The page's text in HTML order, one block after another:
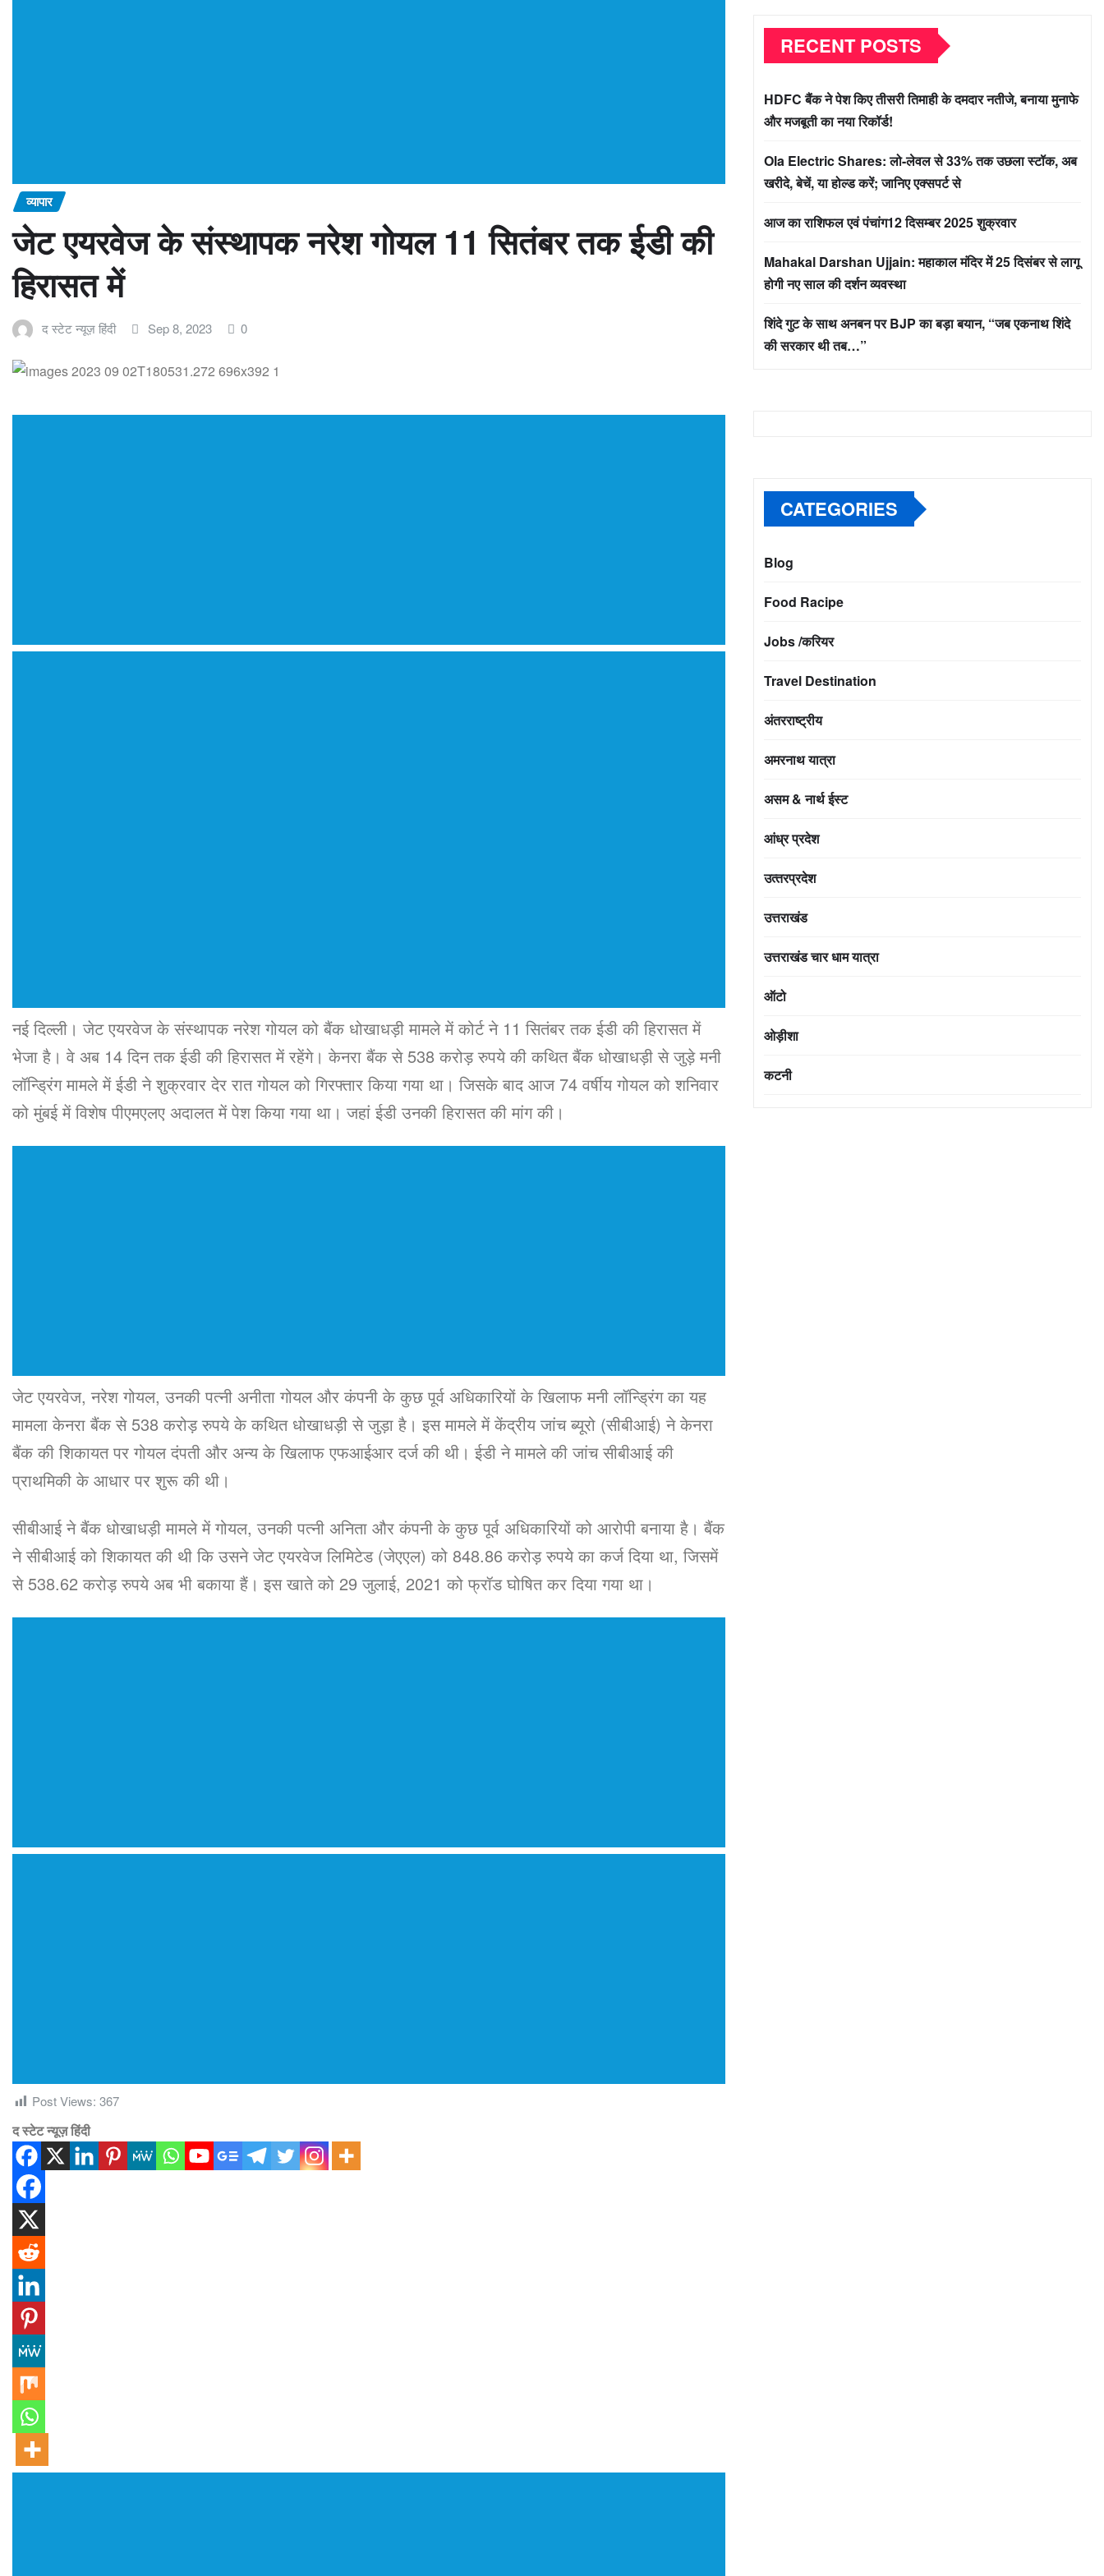
व्यापार
जेट एयरवेज के संस्थापक नरेश गोयल 11 सितंबर तक ईडी की
हिरासत में
द स्टेट न्यूज़ हिंदी Sep 8, 2023 0
नई दिल्ली। जेट एयरवेज के संस्थापक नरेश गोयल को बैंक धोखाधड़ी मामले में कोर्ट ने 11 सितंबर तक ईडी की हिरासत में
भेजा है। वे अब 14 दिन तक ईडी की हिरासत में रहेंगे। केनरा बैंक से 538 करोड़ रुपये की कथित बैंक धोखाधड़ी से जुड़े मनी
लॉन्ड्रिंग मामले में ईडी ने शुक्रवार देर रात गोयल को गिरफ्तार किया गया था। जिसके बाद आज 74 वर्षीय गोयल को शनिवार
को मुंबई में विशेष पीएमएलए अदालत में पेश किया गया था। जहां ईडी उनकी हिरासत की मांग की।
जेट एयरवेज, नरेश गोयल, उनकी पत्नी अनीता गोयल और कंपनी के कुछ पूर्व अधिकारियों के खिलाफ मनी लॉन्ड्रिंग का यह
मामला केनरा बैंक से 538 करोड़ रुपये के कथित धोखाधड़ी से जुड़ा है। इस मामले में केंद्रीय जांच ब्यूरो (सीबीआई) ने केनरा
बैंक की शिकायत पर गोयल दंपती और अन्य के खिलाफ एफआईआर दर्ज की थी। ईडी ने मामले की जांच सीबीआई की
प्राथमिकी के आधार पर शुरू की थी।
सीबीआई ने बैंक धोखाधड़ी मामले में गोयल, उनकी पत्नी अनिता और कंपनी के कुछ पूर्व अधिकारियों को आरोपी बनाया है। बैंक
ने सीबीआई को शिकायत की थी कि उसने जेट एयरवेज लिमिटेड (जेएएल) को 848.86 करोड़ रुपये का कर्ज दिया था, जिसमें
से 538.62 करोड़ रुपये अब भी बकाया हैं। इस खाते को 29 जुलाई, 2021 को फ्रॉड घोषित कर दिया गया था।
Post Views: 367
द स्टेट न्यूज़ हिंदी
RECENT POSTS
HDFC बैंक ने पेश किए तीसरी तिमाही के दमदार नतीजे, बनाया मुनाफे
और मजबूती का नया रिकॉर्ड!
Ola Electric Shares: लो-लेवल से 33% तक उछला स्टॉक, अब
खरीदे, बेचें, या होल्ड करें; जानिए एक्सपर्ट से
आज का राशिफल एवं पंचांग12 दिसम्बर 2025 शुक्रवार
Mahakal Darshan Ujjain: महाकाल मंदिर में 25 दिसंबर से लागू
होगी नए साल की दर्शन व्यवस्था
शिंदे गुट के साथ अनबन पर BJP का बड़ा बयान, “जब एकनाथ शिंदे
की सरकार थी तब…”
CATEGORIES
Blog
Food Racipe
Jobs /करियर
Travel Destination
अंतरराष्ट्रीय
अमरनाथ यात्रा
असम & नार्थ ईस्ट
आंध्र प्रदेश
उत्‍तरप्रदेश
उत्तराखंड
उत्तराखंड चार धाम यात्रा
ऑटो
ओड़ीशा
कटनी